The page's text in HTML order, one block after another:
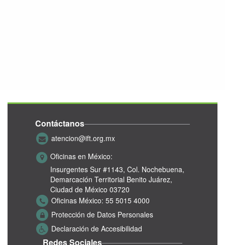
Contáctanos
atencion@ift.org.mx
Oficinas en México:
Insurgentes Sur #1143, Col. Nochebuena,
Demarcación Territorial Benito Juárez,
Ciudad de México 03720
Oficinas México: 55 5015 4000
Protección de Datos Personales
Declaración de Accesibilidad
Redes Sociales